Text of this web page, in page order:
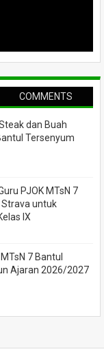
COMMENTS
dan Buah
Tersenyum
PJOK MTsN 7
untuk
IX
7 Bantul
Ajaran 2026/2027